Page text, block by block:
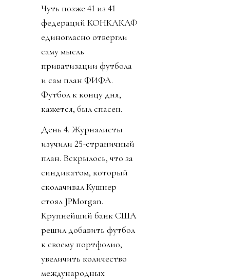
Чуть позже 41 из 41
федераций КОНКАКАФ
единогласно отвергли
саму мысль
приватизации футбола
и сам план ФИФА.
Футбол к концу дня,
кажется, был спасен.
День 4. Журналисты
изучили 25-страничный
план. Вскрылось, что за
синдикатом, который
сколачивал Кушнер
стоял JPMorgan.
Крупнейший банк США
решил добавить футбол
к своему портфолио,
увеличить количество
международных